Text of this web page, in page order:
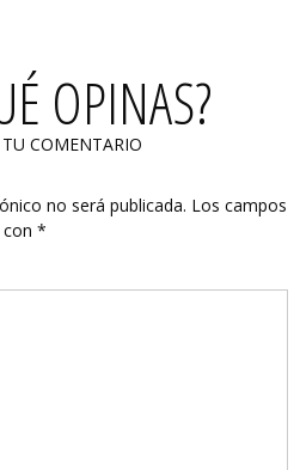
OPINAS?
TU COMENTARIO
no será publicada. Los campos
*